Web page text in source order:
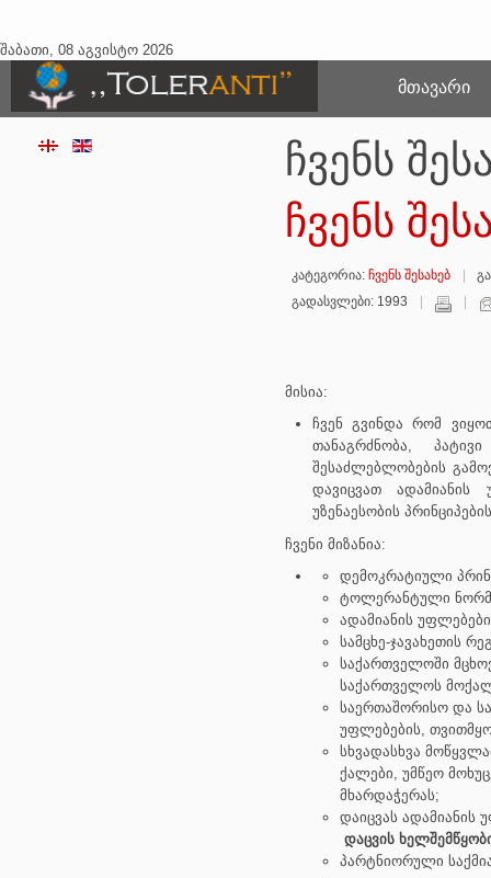
შაბათი, 08 აგვისტო 2026
ᲛᲗᲐᲕᲐᲠᲘ
ჩვენს
ჩვენს
კატეგორია: ჩვენს შესახებ
გადასვლები: 1993
მისია:
ჩვენ გვინდა რომ
თანაგრძნობა,
შესაძლებლობების
დავიცვათ ადამიანის
უზენაესობის
ჩვენი მიზანია:
დემოკრატიული
ტოლერანტული
ადამიანის
სამცხე-ჯავახეთის
საქართველოში
საქართველოს
საერთაშორისო და
უფლებების,
სხვადასხვა
ქალები, უმწეო
მხარდაჭერას;
დაიცვას
დაცვის
პარტნიორული